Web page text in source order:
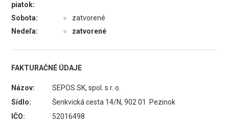
piatok:
Sobota: ●
zatvorené
Nedeľa:
● zatvorené
FAKTURAČNÉ ÚDAJE
Názov:
SEPOS SK, spol. s r. o.
Sídlo:
Šenkvická cesta 14/N, 902 01 Pezinok
IČO:
52016498